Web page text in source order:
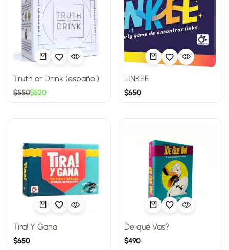
Truth or Drink (español)
$550$520
LINKEE
$650
Tira! Y Gana
$650
De qué Vas?
$490